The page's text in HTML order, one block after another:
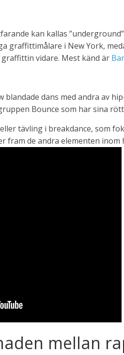
kan kallas
graffittimålare i New York,
vidare. Mest känd är
blandade dans med andra av
Bounce som har sina
tävling i breakdance, som
fram de andra elementen
mellan